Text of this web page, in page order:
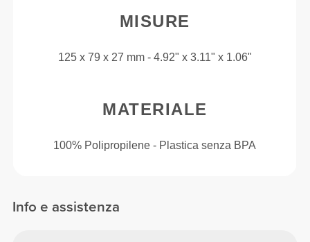
MISURE
125 x 79 x 27 mm - 4.92" x 3.11" x 1.06"
MATERIALE
100% Polipropilene - Plastica senza BPA
Info e assistenza